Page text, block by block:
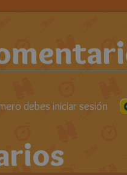
debes iniciar sesión